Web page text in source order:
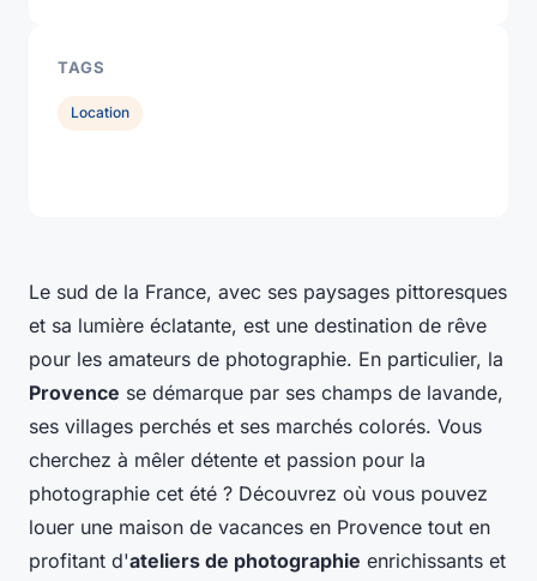
Le sud de la France, avec ses paysages pittoresques
et sa lumière éclatante, est une destination de rêve
pour les amateurs de photographie. En particulier, la
Provence se démarque par ses champs de lavande,
ses villages perchés et ses marchés colorés. Vous
cherchez à mêler détente et passion pour la
photographie cet été ? Découvrez où vous pouvez
louer une maison de vacances en Provence tout en
profitant d'ateliers de photographie enrichissants et
TAGS
Location